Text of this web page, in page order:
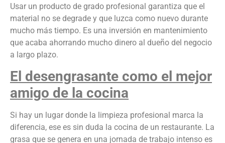
Usar un producto de grado profesional garantiza que el
material no se degrade y que luzca como nuevo durante
mucho más tiempo. Es una inversión en mantenimiento
que acaba ahorrando mucho dinero al dueño del negocio
a largo plazo.
El desengrasante como el mejor
amigo de la cocina
Si hay un lugar donde la limpieza profesional marca la
diferencia, ese es sin duda la cocina de un restaurante. La
grasa que se genera en una jornada de trabajo intenso es